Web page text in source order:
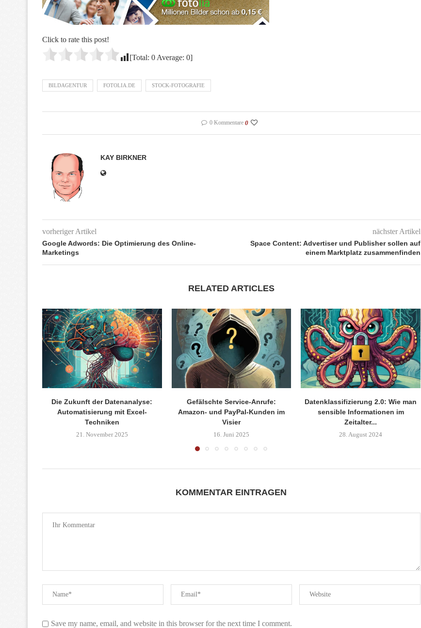
Click to rate this post!
[Total: 0 Average: 0]
BILDAGENTUR FOTOLIA.DE STOCK-FOTOGRAFIE
0 Kommentare 0
KAY BIRKNER
vorheriger Artikel
Google Adwords: Die Optimierung des Online-
Marketings
nächster Artikel
Space Content: Advertiser und Publisher sollen auf
einem Marktplatz zusammenfinden
RELATED ARTICLES
Die Zukunft der Datenanalyse:
Automatisierung mit Excel-
Techniken
21. November 2025
Gefälschte Service-Anrufe:
Amazon- und PayPal-Kunden im
Visier
16. Juni 2025
Datenklassifizierung 2.0: Wie man
sensible Informationen im
Zeitalter...
28. August 2024
KOMMENTAR EINTRAGEN
Save my name, email, and website in this browser for the next time I comment.